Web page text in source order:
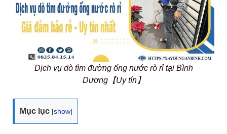
Dịch vụ dò tìm đường ống nước rò rỉ tại Bình
Dương【Uy tín】
Mục lục [show]